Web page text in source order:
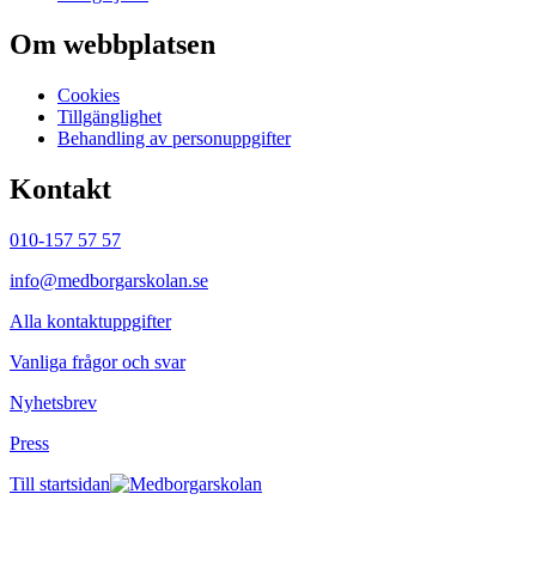
Om webbplatsen
Cookies
Tillgänglighet
Behandling av personuppgifter
Kontakt
010-157 57 57
info@medborgarskolan.se
Alla kontaktuppgifter
Vanliga frågor och svar
Nyhetsbrev
Press
Till startsidan